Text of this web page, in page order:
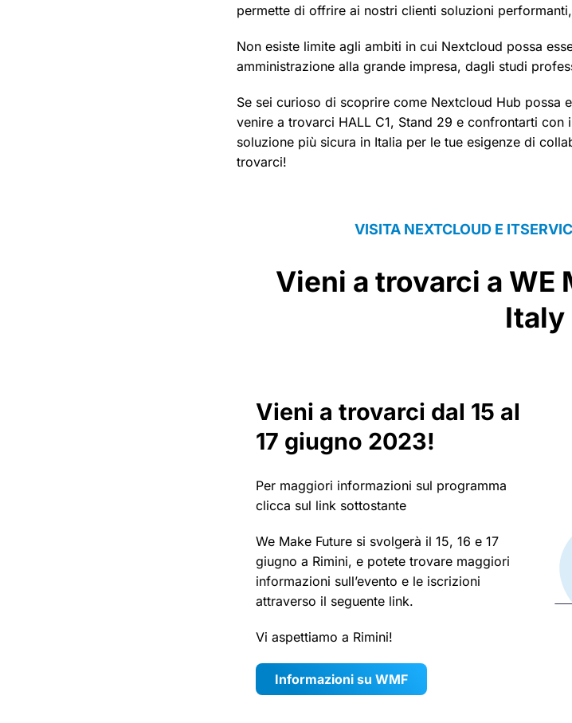
permette di offrire ai nostri clienti soluzioni
Non esiste limite agli ambiti in cui Nextcloud possa
amministrazione alla grande impresa, dagli studi
Se sei curioso di scoprire come Nextcloud Hub possa
venire a trovarci HALL C1, Stand 29 e confrontarti
soluzione più sicura in Italia per le tue esigenze di
trovarci!
VISITA NEXTCLOUD E
Vieni a trovarci a WE
Italy
Vieni a trovarci dal 15 al
17 giugno 2023!
Per maggiori informazioni sul programma
clicca sul link sottostante
We Make Future si svolgerà il 15, 16 e 17
giugno a Rimini, e potete trovare maggiori
informazioni sull’evento e le iscrizioni
attraverso il seguente link.
Vi aspettiamo a Rimini!
Informazioni su WMF